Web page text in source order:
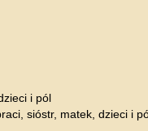
i pól
sióstr, matek, dzieci i